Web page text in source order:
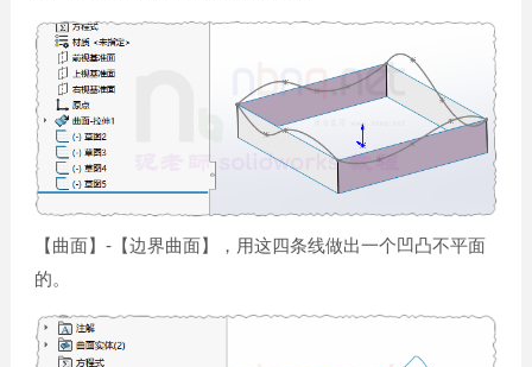
【曲面】-【边界曲面】，用这四条线做出一个凹凸不平面
的。